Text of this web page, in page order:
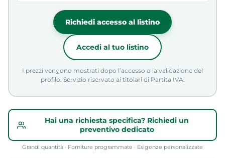
Richiedi accesso al listino
Accedi al tuo listino
I prezzi vengono mostrati dopo l’accesso o la validazione del
profilo. Servizio riservato ai titolari di Partita IVA.
Hai una richiesta specifica? Richiedi un
preventivo dedicato
Grandi quantità · Forniture programmate · Esigenze personalizzate